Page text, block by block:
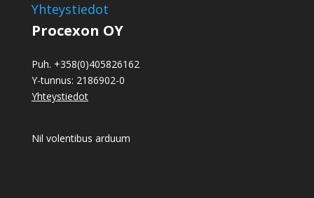
Yhteystiedot
Procexon OY
Puh. +358(0)405826162
Y-tunnus: 2186902-0
Yhteystiedot
Nil volentibus arduum